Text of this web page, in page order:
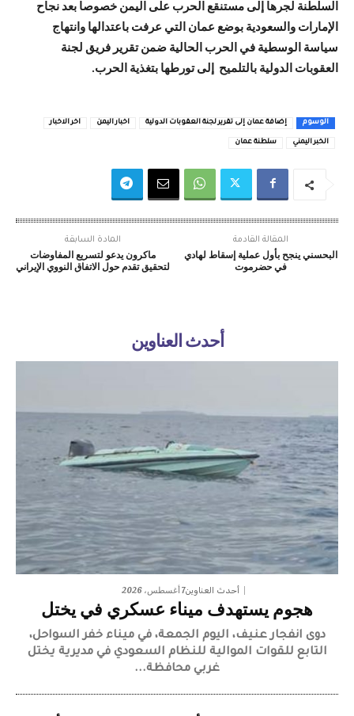
السلطنة لجرها إلى مستنقع الحرب على اليمن خصوصا بعد نجاح
الإمارات والسعودية بوضع عمان التي عرفت باعتدالها وانتهاج
سياسة الوسطية في الحرب الحالية ضمن تقرير فريق لجنة
العقوبات الدولية بالتلميح إلى تورطها بتغذية الحرب.
الوسوم إضافة عمان إلى تقرير لجنة العقوبات الدولية اخبار اليمن اخر الاخبار
الخبر اليمني سلطنة عمان
المادة السابقة
ماكرون يدعو لتسريع المفاوضات
لتحقيق تقدم حول الاتفاق النووي الإيراني
المقالة القادمة
البحسني ينجح بأول عملية إسقاط لهادي
في حضرموت
أحدث العناوين
أحدث العناوين7 أغسطس، 2026
هجوم يستهدف ميناء عسكري في يختل
دوى انفجار عنيف، اليوم الجمعة، في ميناء خفر السواحل،
التابع للقوات الموالية للنظام السعودي في مديرية يختل
غربي محافظة...